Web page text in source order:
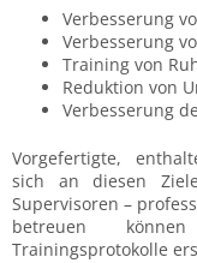
Verbesserung
Verbesserung
Training von
Reduktion von
Verbesserung
Vorgefertigte,
sich an diesen
Supervisoren –
betreuen
Trainingsprotokolle